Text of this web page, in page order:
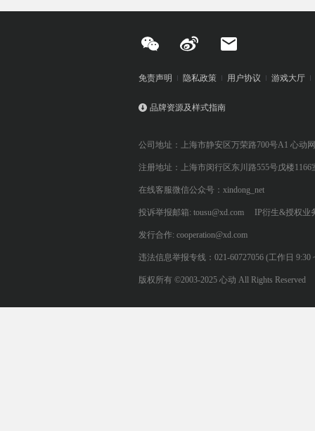
免责声明 隐私政策 用户协议 游戏大厅
品牌资源及样式指南
公司地址：上海市静安区万荣路700号A1 心动
注册地址：上海市闵行区东川路555号戊楼1166
在线客服微信公众号：xindong_net
投诉举报邮箱: tousu@xd.com IP衍生&授权业
发行合作: cooperation@xd.com
违法信息举报专线：021-60727056 (工作日 9:30
版权所有 ©2003-2025 心动 All Rights Reserved